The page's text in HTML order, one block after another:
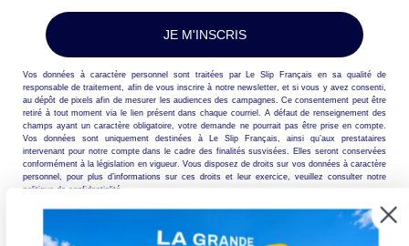
Chacun de nosboxers de bainest fabriqué avec soin, dans un
souci de qualité, pour vous garantir un confort optimal lors de
vos moments aubain. Avec ses finitions impeccables, son
design élégant, et soncordon de serragepratique, chaque
boxer de bainest un investissement sûr pour touthomme
soucieux de son style à laplageou à la piscine. Choisir un
boxer de bainLe Slip Français, c’est opter pour unboxerqui
restera en place, même lors du premier plongeon.
. Que vous préfériez unboxer
classique ou un modèlerougevibrant, vous trouverez
JE M'INSCRIS
Vos données à caractère personnel sont traitées par Le Slip Français en sa qualité de
responsable de traitement, afin de vous inscrire à notre newsletter, et si vous y avez consenti,
au dépôt de pixels afin de mesurer les audiences des campagnes. Ce consentement peut être
retiré à tout moment via le lien présent dans chaque courriel. A défaut de renseignement des
champs ayant un caractère obligatoire, votre demande ne pourrait pas être prise en compte.
Vos données sont uniquement destinées à Le Slip Français, ainsi qu’aux prestataires
intervenant pour notre compte dans le cadre des finalités susvisées. Elles seront conservées
conformément à la législation en vigueur. Vous disposez de droits sur vos données à caractère
personnel, pour plus d’informations sur ces droits et leur exercice, veuillez consulter notre
politique de confidentialité.